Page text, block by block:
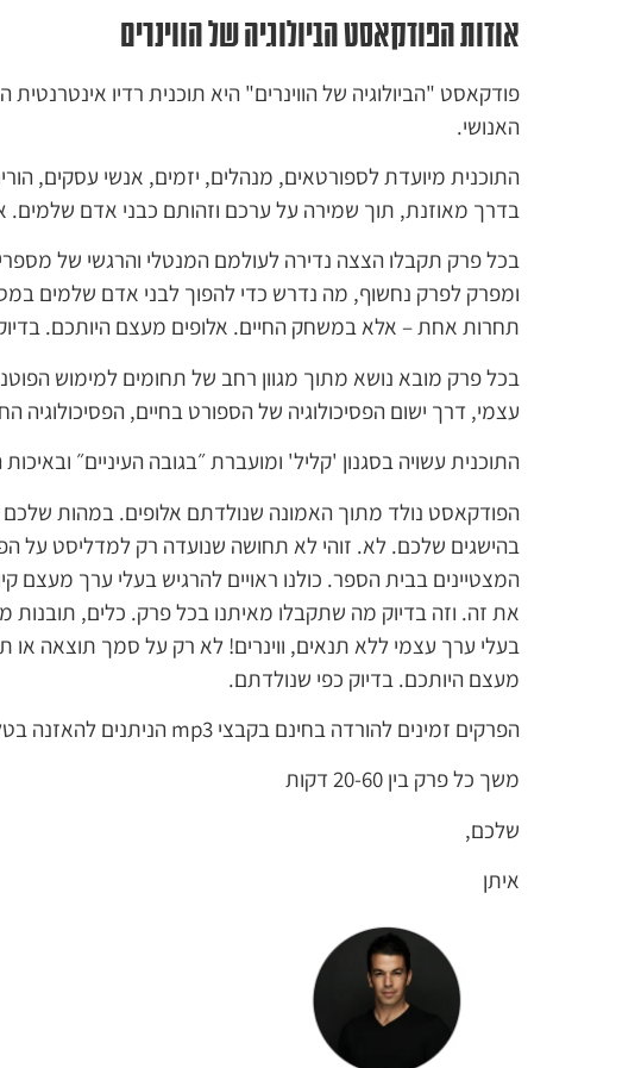
אודות הפודקאסט הביולוגיה של הווינרים
פודקאסט "הביולוגיה של הווינרים" היא תוכנית רדיו
האנושי.
התוכנית מיועדת לספורטאים, מנהלים, יזמים, אנשי עסקים,
בדרך מאוזנת, תוך שמירה על ערכם וזהותם כבני אדם שלמים.
ומפרק לפרק נחשוף, מה נדרש כדי להפוך לבני אדם שלמים
תחרות אחת – אלא במשחק החיים. אלופים מעצם היותכם.
בכל פרק מובא נושא מתוך מגוון רחב של תחומים למימוש
עצמי, דרך ישום הפסיכולוגיה של הספורט בחיים,
התוכנית עשויה בסגנון 'קליל' ומועברת ״בגובה העיניים״
הפודקאסט נולד מתוך האמונה שנולדתם אלופים. במהות
בהישגים שלכם. לא. זוהי לא תחושה שנועדה רק למדליסט על
המצטיינים בבית הספר. כולנו ראויים להרגיש בעלי ערך מעצם
את זה. וזה בדיוק מה שתקבלו מאיתנו בכל פרק. כלים,
בעלי ערך עצמי ללא תנאים, ווינרים! לא רק על סמך תוצאה
מעצם היותכם. בדיוק כפי שנולדתם.
הפרקים זמינים להורדה בחינם בקבצי mp3 הניתנים להאזנה בטלפון הנייד, רדיו-דיסק ברכב או כל נגן נייד אחר.
משך כל פרק בין 20-60 דקות
שלכם,
איתן